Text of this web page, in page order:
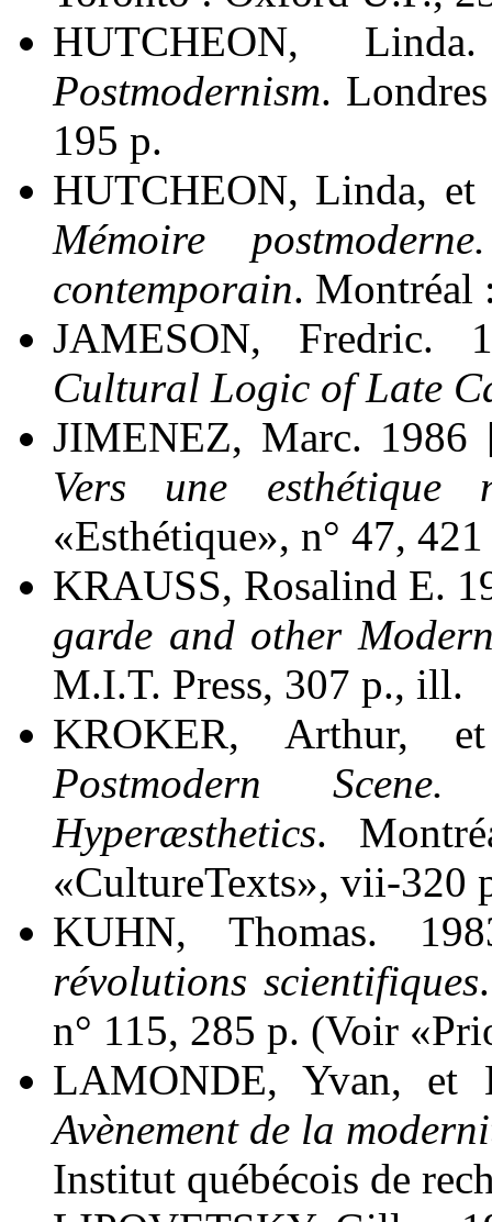
HUTCHEON,
Postmodernism.
195 p.
HUTCHEON, Linda,
Mémoire
contemporain. Montréal
JAMESON, Fredric.
Cultural Logic of Late
JIMENEZ, Marc.
Vers une esthétique
«Esthétique», n° 47,
KRAUSS, Rosalind E.
garde and other
M.I.T. Press, 307 p., ill.
KROKER, Arthur,
Postmodern
Hyperæsthetics.
«CultureTexts», vii-320
KUHN, Thomas.
révolutions scientifiques
n° 115, 285 p. (Voir
LAMONDE, Yvan, et
Avènement de la
Institut québécois de